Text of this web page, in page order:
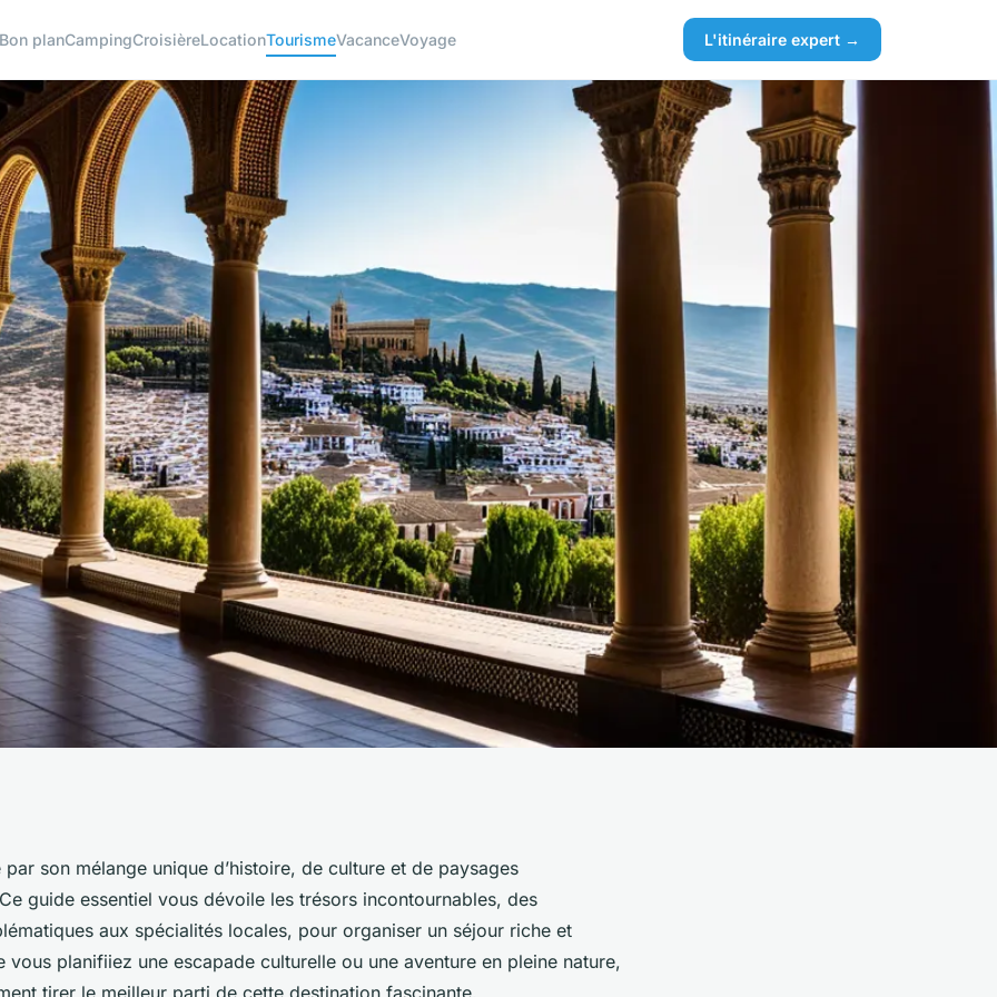
Bon planCampingCroisièreLocationTourismeVacanceVoyage L'itinéraire expert →
ultime pour
par son mélange unique d’histoire, de culture et de paysages
guide essentiel vous dévoile les trésors incontournables, des
aux spécialités locales, pour organiser un séjour riche et
vous planifiiez une escapade culturelle ou une aventure en pleine nature,
tirer le meilleur parti de cette destination fascinante.